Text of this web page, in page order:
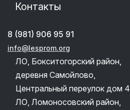
Контакты
8 (981) 906 95 91
info@lesprom.org
ЛО, Бокситогорский район,
деревня Самойлово,
Центральный переулок дом 4
ЛО, Ломоносовский район,